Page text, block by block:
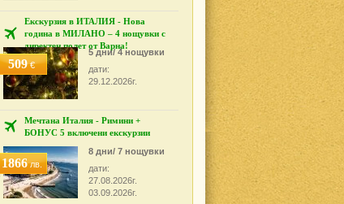
Екскурзия в ИТАЛИЯ - Нова
година в МИЛАНО – 4 нощувки с
директен полет от Варна!
509€
5 дни/ 4 нощувки
дати:
29.12.2026г.
Мечтана Италия - Римини +
БОНУС 5 включени екскурзии
1866лв.
8 дни/ 7 нощувки
дати:
27.08.2026г.
03.09.2026г.